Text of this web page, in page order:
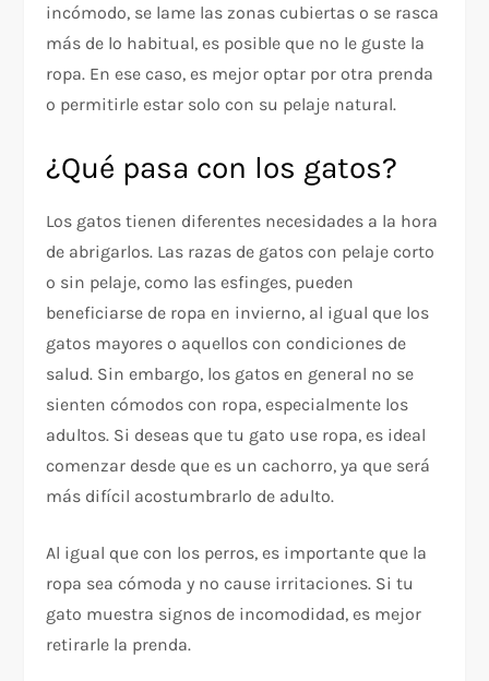
incómodo, se lame las zonas cubiertas o se rasca
más de lo habitual, es posible que no le guste la
ropa. En ese caso, es mejor optar por otra prenda
o permitirle estar solo con su pelaje natural.
¿Qué pasa con los gatos?
Los gatos tienen diferentes necesidades a la hora
de abrigarlos. Las razas de gatos con pelaje corto
o sin pelaje, como las esfinges, pueden
beneficiarse de ropa en invierno, al igual que los
gatos mayores o aquellos con condiciones de
salud. Sin embargo, los gatos en general no se
sienten cómodos con ropa, especialmente los
adultos. Si deseas que tu gato use ropa, es ideal
comenzar desde que es un cachorro, ya que será
más difícil acostumbrarlo de adulto.
Al igual que con los perros, es importante que la
ropa sea cómoda y no cause irritaciones. Si tu
gato muestra signos de incomodidad, es mejor
retirarle la prenda.